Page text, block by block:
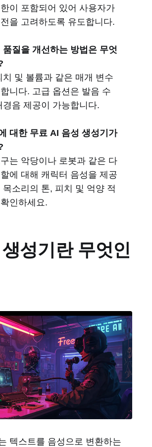
이 포함되어 있어 사용자가
을 고려하도록 유도합니다.
품질을 개선하는 방법은 무엇
치 및 볼륨과 같은 매개 변수
니다. 고급 옵션은 발음 수
경음 제공이 가능합니다.
대한 무료 AI 음성 생성기가
는 악당이나 로봇과 같은 다
에 대해 캐릭터 음성을 제공
목소리의 톤, 피치 및 억양 적
인하세요.
성기란 무엇인
텍스트를 음성으로 변환하는